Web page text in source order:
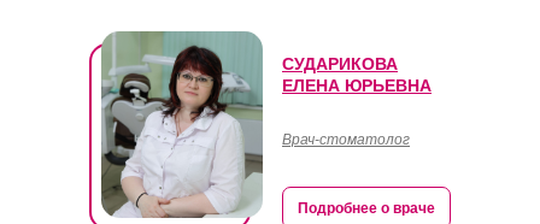
СУДАРИКОВА
ЕЛЕНА ЮРЬЕВНА
Врач-стоматолог
Подробнее о враче